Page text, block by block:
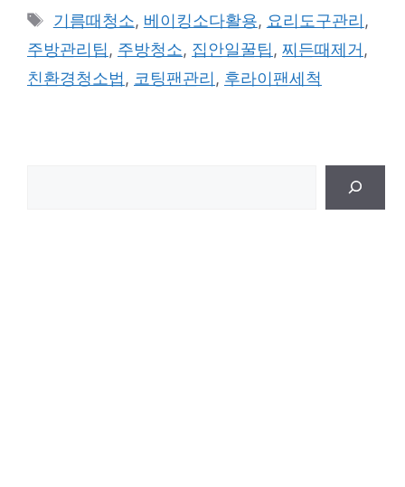
테
리
태
그
기름때청소, 베이킹소다활용, 요리도구관리,
주방관리팁, 주방청소, 집안일꿀팁, 찌든때제거,
친환경청소법, 코팅팬관리, 후라이팬세척